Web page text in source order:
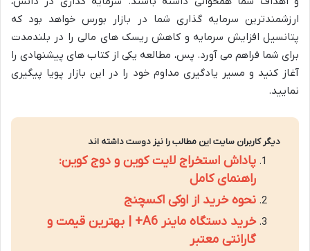
ارزشمندترین سرمایه گذاری شما در بازار بورس خواهد بود که
پتانسیل افزایش سرمایه و کاهش ریسک های مالی را در بلندمدت
برای شما فراهم می آورد. پس، مطالعه یکی از کتاب های پیشنهادی را
آغاز کنید و مسیر یادگیری مداوم خود را در این بازار پویا پیگیری
نمایید.
دیگر کاربران سایت این مطالب را نیز دوست داشته اند
پاداش استخراج لایت کوین و دوج کوین:
راهنمای کامل
نحوه خرید از اوکی اکسچنج
خرید دستگاه ماینر A6+ | بهترین قیمت و
گارانتی معتبر